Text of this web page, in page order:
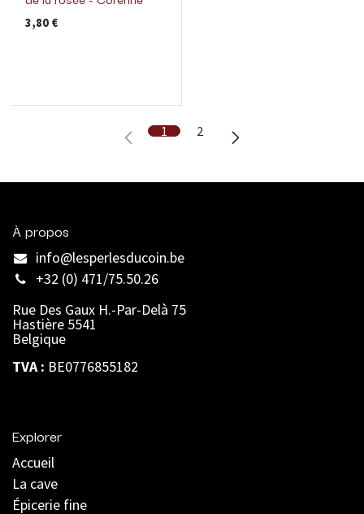
3,80 €
1 2
À propos
info@lesperlesducoin.be​
+32 (0) 471/75.50.26
Rue Des Gaux H.-Par-Delà 75
Hastière 5541
Belgique
TVA : BE0776855182
Explorer
Accueil
La cave
Épicerie fine